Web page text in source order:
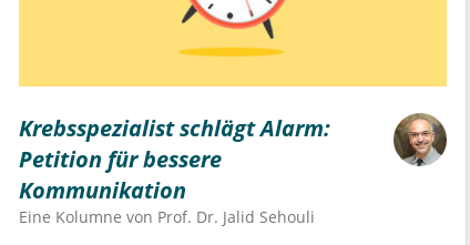
Krebsspezialist schlägt Alarm:
Petition für bessere
Kommunikation
Eine Kolumne von Prof. Dr. Jalid Sehouli